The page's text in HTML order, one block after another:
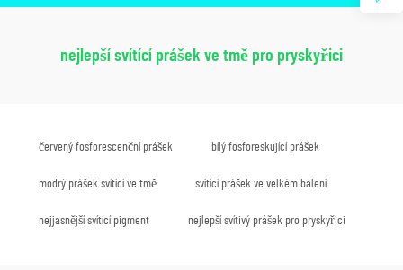
nejlepší svítící prášek ve tmě pro pryskyřici
červený fosforescenční prášek bílý fosforeskující prášek
modrý prášek svítící ve tmě svítící prášek ve velkém balení
nejjasnější svítící pigment nejlepší svítivý prášek pro pryskyřici